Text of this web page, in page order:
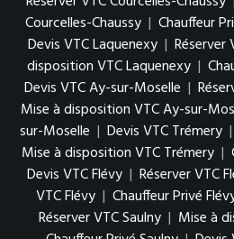
Courcelles-Chaussy | Chauffeur
Devis VTC Laquenexy | Réserver
disposition VTC Laquenexy |
Devis VTC Ay-sur-Moselle |
Mise à disposition VTC Ay-sur-
sur-Moselle | Devis VTC Trémery |
Mise à disposition VTC Trémery |
Devis VTC Flévy | Réserver VTC
VTC Flévy | Chauffeur Privé
Réserver VTC Saulny | Mise à